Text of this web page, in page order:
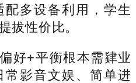
多设备利用，学生
拔性价比。
+平衡根本需肄业
影音文娱、简单进